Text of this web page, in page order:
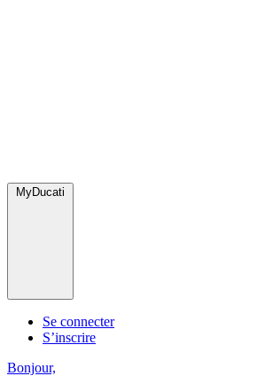
MyDucati
Se connecter
S’inscrire
Bonjour,